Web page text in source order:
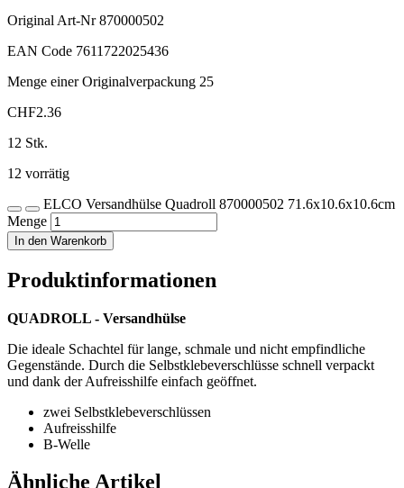
Original Art-Nr870000502
EAN Code 7611722025436
Menge einer Originalverpackung 25
CHF2.36
12 Stk.
12 vorrätig
ELCO Versandhülse Quadroll 870000502 71.6x10.6x10.6cm
Menge
In den Warenkorb
Produktinformationen
QUADROLL - Versandhülse
Die ideale Schachtel für lange, schmale und nicht empfindliche
Gegenstände. Durch die Selbstklebeverschlüsse schnell verpackt
und dank der Aufreisshilfe einfach geöffnet.
zwei Selbstklebeverschlüssen
Aufreisshilfe
B-Welle
Ähnliche Artikel